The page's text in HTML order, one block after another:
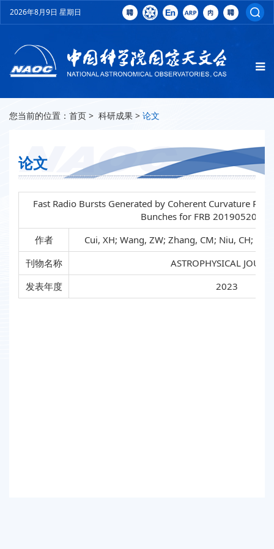
2026年8月9日 星期日
您当前的位置： 首页 > 科研成果 > 论文
论文
Fast Radio Bursts Generated by Coherent Curvature
Bunches for FRB 20190520B
作者
Cui, XH; Wang, ZW; Zhang, CM; Niu, CH; Li,
刊物名称
ASTROPHYSICAL
发表年度
2023